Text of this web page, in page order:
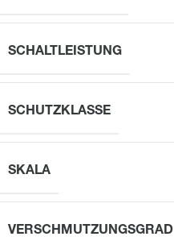
SCHALTLEISTUNG
SCHUTZKLASSE
SKALA
VERSCHMUTZUNGSGRAD